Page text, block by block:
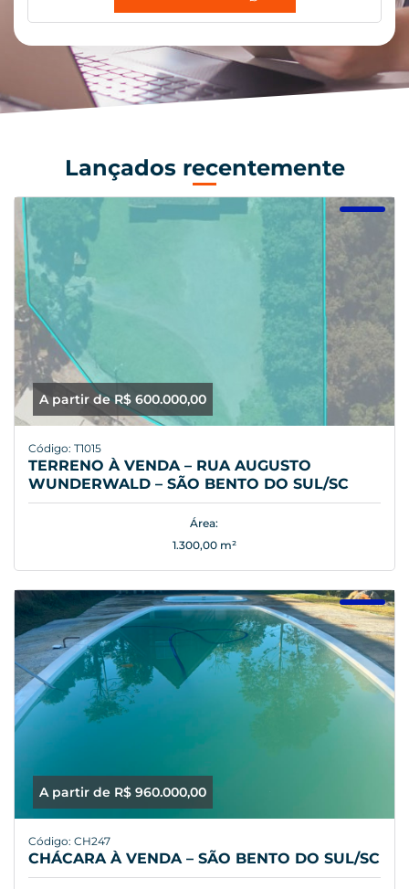
Lançados recentemente
A partir de R$ 600.000,00
Código: T1015
TERRENO À VENDA – RUA AUGUSTO
WUNDERWALD – SÃO BENTO DO SUL/SC
Área:
1.300,00 m²
A partir de R$ 960.000,00
Código: CH247
CHÁCARA À VENDA – SÃO BENTO DO SUL/SC